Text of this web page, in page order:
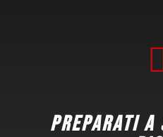
Preparati a